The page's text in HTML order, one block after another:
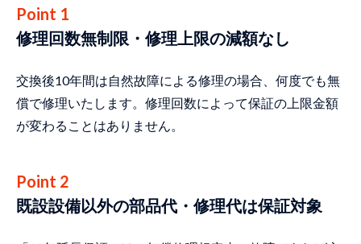
Point 1
修理回数無制限・修理上限の減額なし
交換後10年間は自然故障による修理の場合、何度でも無
償で修理いたします。修理回数によって保証の上限金額
が変わることはありません。
Point 2
既設設備以外の部品代・修理代は保証対象